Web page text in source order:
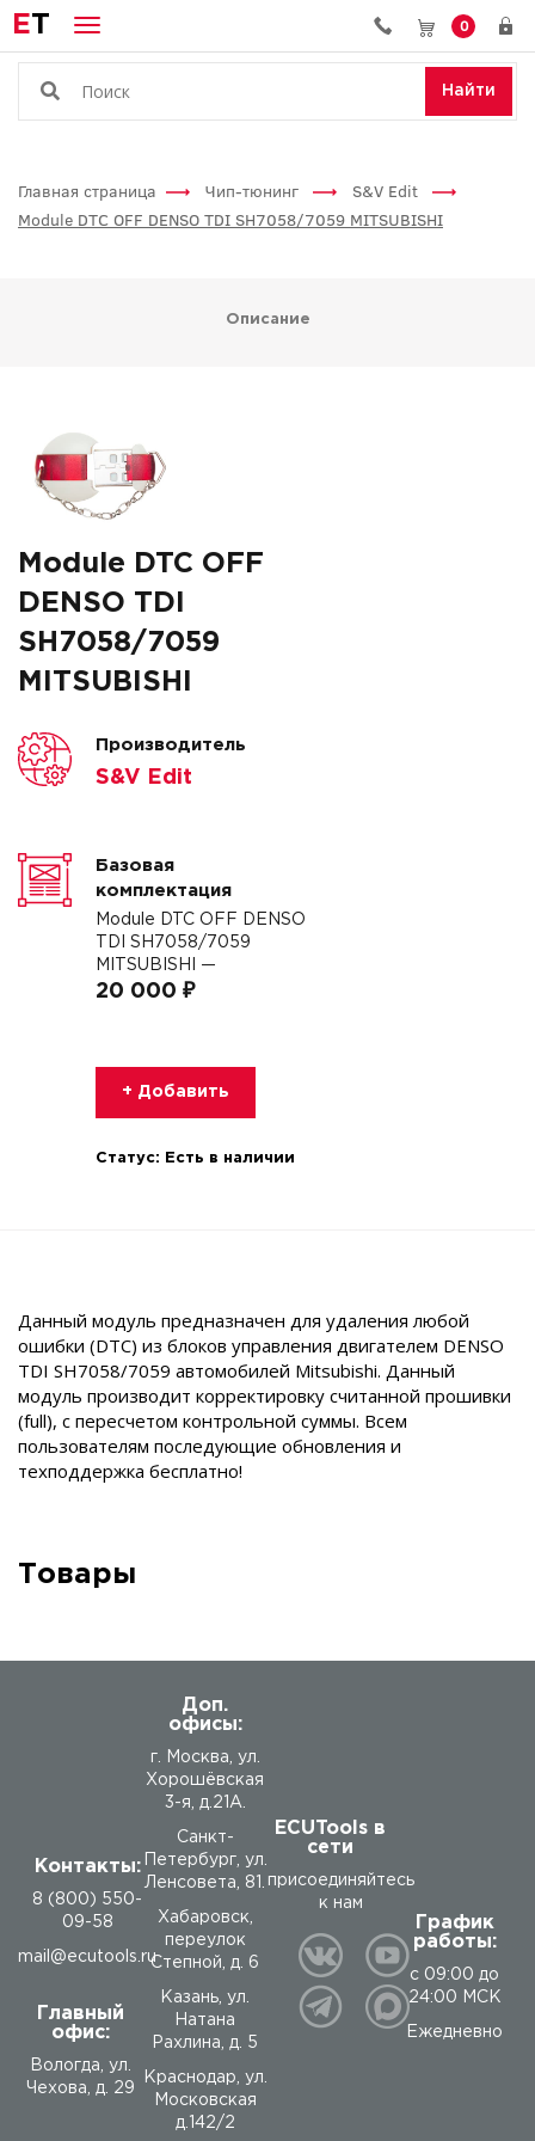
ET 0
Найти
Главная страница Чип-тюнинг
S&V Edit
Module DTC OFF DENSO TDI SH7058/7059 MITSUBISHI
Описание
Module DTC OFF
DENSO TDI
SH7058/7059
MITSUBISHI
Производитель
S&V Edit
Базовая
комплектация
Module DTC OFF DENSO
TDI SH7058/7059
MITSUBISHI —
20 000 ₽
+ Добавить
Статус: Есть в наличии
Данный модуль предназначен для удаления любой
ошибки (DTC) из блоков управления двигателем DENSO
TDI SH7058/7059 автомобилей Mitsubishi. Данный
модуль производит корректировку считанной прошивки
(full), с пересчетом контрольной суммы. Всем
пользователям последующие обновления и
техподдержка бесплатно!
Товары
Контакты:
8 (800) 550-
09-58
mail@ecutools.ru
Главный
офис:
Вологда, ул.
Чехова, д. 29
Доп.
офисы:
г. Москва, ул.
Хорошёвская
3-я, д.21А.
Санкт-
Петербург, ул.
Ленсовета, 81.
Хабаровск,
переулок
Степной, д. 6
Казань, ул.
Натана
Рахлина, д. 5
Краснодар, ул.
Московская
д.142/2
ECUTools в
сети
присоединяйтесь
к нам
График
работы:
с 09:00 до
24:00 МСК
Ежедневно